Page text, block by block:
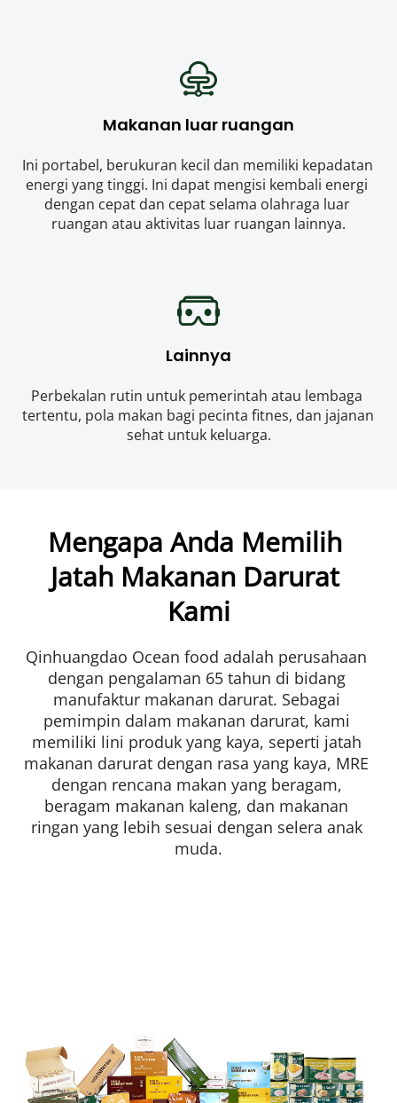
Makanan luar ruangan
Ini portabel, berukuran kecil dan memiliki kepadatan
energi yang tinggi. Ini dapat mengisi kembali energi
dengan cepat dan cepat selama olahraga luar
ruangan atau aktivitas luar ruangan lainnya.
Lainnya
Perbekalan rutin untuk pemerintah atau lembaga
tertentu, pola makan bagi pecinta fitnes, dan jajanan
sehat untuk keluarga.
Mengapa Anda Memilih
Jatah Makanan Darurat
Kami
Qinhuangdao Ocean food adalah perusahaan
dengan pengalaman 65 tahun di bidang
manufaktur makanan darurat. Sebagai
pemimpin dalam makanan darurat, kami
memiliki lini produk yang kaya, seperti jatah
makanan darurat dengan rasa yang kaya, MRE
dengan rencana makan yang beragam,
beragam makanan kaleng, dan makanan
ringan yang lebih sesuai dengan selera anak
muda.